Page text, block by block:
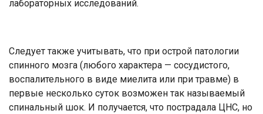
лабораторных исследований.
Следует также учитывать, что при острой патологии
спинного мозга (любого характера — сосудистого,
воспалительного в виде миелита или при травме) в
первые несколько суток возможен так называемый
спинальный шок. И получается, что пострадала ЦНС, но